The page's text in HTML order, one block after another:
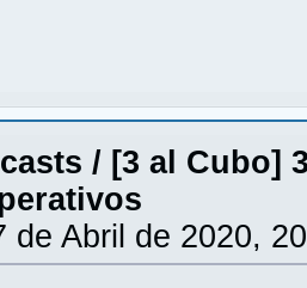
/ [3 al Cubo]
de Abril de 2020,